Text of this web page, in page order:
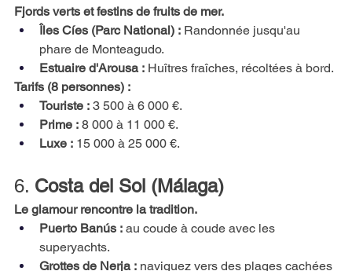
Fjords verts et festins de fruits de mer.
Îles Cíes (Parc National) : Randonnée jusqu'au
phare de Monteagudo.
Estuaire d'Arousa : Huîtres fraîches, récoltées à bord.
Tarifs (8 personnes) :
Touriste : 3 500 à 6 000 €.
Prime : 8 000 à 11 000 €.
Luxe : 15 000 à 25 000 €.
6. Costa del Sol (Málaga)
Le glamour rencontre la tradition.
Puerto Banús : au coude à coude avec les
superyachts.
Grottes de Nerja : naviguez vers des plages cachées